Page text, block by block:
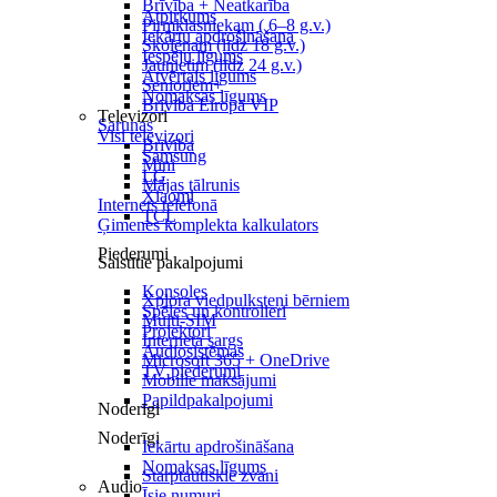
Brīvība + Neatkarība
Pirmklasniekam ( 6–8 g.v.)
Skolēnam (līdz 18 g.v.)
Jaunietim (līdz 24 g.v.)
Senioriem+
Brīvība Eiropā VIP
Sarunas
Brīvība
Mini
Mājas tālrunis
Internets telefonā
Ģimenes komplekta kalkulators
Saistītie pakalpojumi
Xplora viedpulksteņi bērniem
Multi-SIM
Interneta sargs
Microsoft 365 + OneDrive
Mobilie maksājumi
Papildpakalpojumi
Noderīgi
Starptautiskie zvani
Atpirkums
Iekārtu apdrošināšana
Iespēju līgums
Atvērtais līgums
Nomaksas līgums
Televizori
Visi televizori
Samsung
LG
Xiaomi
TCL
Piederumi
Konsoles
Spēles un kontrolieri
Projektori
Audiosistēmas
TV piederumi
Noderīgi
Iekārtu apdrošināšana
Nomaksas līgums
Audio